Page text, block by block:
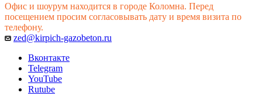
Офис и шоурум находится в городе Коломна. Перед
посещением просим согласовывать дату и время визита по
телефону.
zed@kirpich-gazobeton.ru
Вконтакте
Telegram
YouTube
Rutube